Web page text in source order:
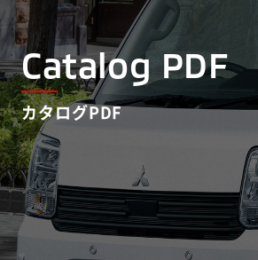
Catalog PDF
カタログPDF